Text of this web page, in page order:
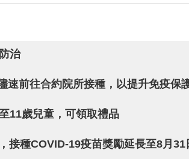
治
前往合約院所接種，以提升免疫保
11歲兒童，可領取禮品
接種COVID-19疫苗獎勵延長至8月31